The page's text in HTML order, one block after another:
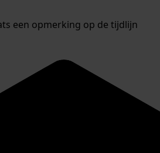
een opmerking op de tijdlijn